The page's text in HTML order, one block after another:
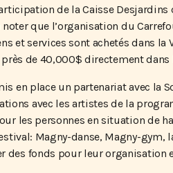
de la Caisse Desjardins
que l’organisation du
et services sont achetés dans la
de 40,000$ directement
en place un partenariat avec la
avec les artistes de la
les personnes en situation de
Magny-danse, Magny-gym,
des fonds pour leur